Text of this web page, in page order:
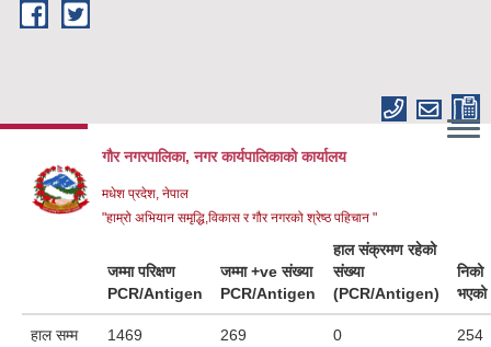
Skip to main content
गौर नगरपालिका, नगर कार्यपालिकाकाे कार्यालय
मधेश प्रदेश, नेपाल
"हाम्रो अभियान समृद्धि,विकास र गौर नगरको श्रेष्ठ पहिचान "
जम्मा परिक्षण
PCR/Antigen
जम्मा +ve संख्या
PCR/Antigen
हाल संक्रमण रहेको
संख्या
(PCR/Antigen)
निको
भएको
हाल सम्म
1469 269 0 254